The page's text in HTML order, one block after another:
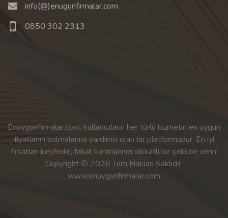
info(@)enugunfirmalar.com
0850 302 2313
Enuygunfirmalar.com, kullanıcıların her türlü hizmetin en uygun
fiyatlarını bulmalarına yardımcı olan bir platformudur. En iyi
fırsatları keşfedin, fakat kararlarınızı dikkatli bir şekilde verin!
Copyright © 2026 Tüm Hakları Saklıdır.
www.enuygunfirmalar.com